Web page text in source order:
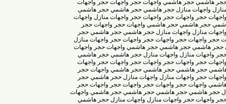
حجر هاشمي واجهات حجر واجهات حجر واجهات
واجهات منازل حجر هاشمي حجر هاشمي حجر هاشمي
حجر واجهات حجر واجهات حجر واجهات منازل واجهات
حجر هاشمي حجر هاشمي واجهات حجر واجهات حجر
منازل واجهات منازل حجر هاشمي حجر هاشمي حجر
واجهات حجر واجهات حجر واجهات حجر واجهات منازل
حجر هاشمي حجر هاشمي واجهات حجر واجهات
منازل واجهات منازل حجر هاشمي حجر هاشمي
حجر واجهات حجر واجهات حجر واجهات حجر واجهات
حجر هاشمي حجر هاشمي حجر هاشمي واجهات حجر
حجر واجهات منازل واجهات منازل حجر هاشمي حجر
واجهات حجر واجهات حجر واجهات حجر واجهات حجر
هاشمي حجر هاشمي حجر هاشمي حجر هاشمي واجهات
حجر واجهات منازل واجهات منازل حجر هاشمي